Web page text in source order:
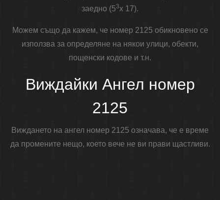
заедно (53x 17).
Можем също да кажем, че номер 2125 обикновено се
използва за определяне на някои улици, обекти,
пощенски кодове и т.н.
Виждайки Ангел номер
2125
Виждането на ангел номер 2125 означава, че е време
да промените нещо, което вече не ви прави щастливи.